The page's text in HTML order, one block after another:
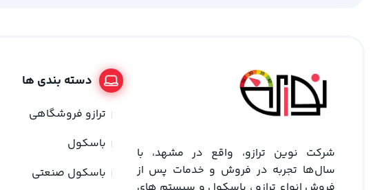
شرکت نوین ترازو، واقع در مشهد، با
سال‌ها تجربه در فروش و خدمات پس از
دسته بندی ها
ترازو فروشگاهی
باسکول
باسکول صنعتی